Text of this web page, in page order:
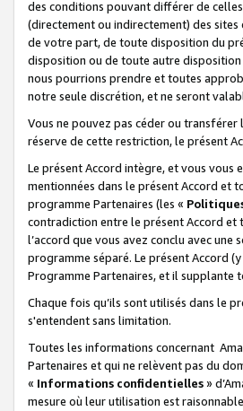
des conditions pouvant différer de
(directement ou indirectement) des
de votre part, de toute disposition du
disposition ou de toute autre disposition
nous pourrions prendre et toutes
notre seule discrétion, et ne seront
Vous ne pouvez pas céder ou
réserve de cette restriction, le présent
Le présent Accord intègre, et vous vous
mentionnées dans le présent Accord et
programme Partenaires (les «
contradiction entre le présent Accord et
l’accord que vous avez conclu avec
programme séparé. Le présent Accord
Programme Partenaires, et il supplante
Chaque fois qu’ils sont utilisés dans le
s'entendent sans limitation.
Toutes les informations concernant
Partenaires et qui ne relèvent pas du
« Informations confidentielles»
mesure où leur utilisation est